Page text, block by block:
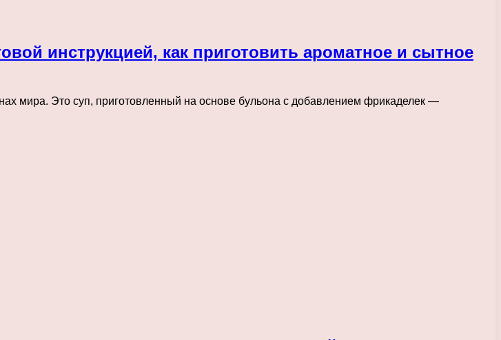
инструкцией, как приготовить ароматное и сытное
мира. Это суп, приготовленный на основе бульона с добавлением фрикаделек —